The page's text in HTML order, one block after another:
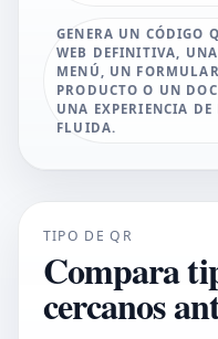
GENERA UN CÓDIGO
WEB DEFINITIVA,
MENÚ, UN
PRODUCTO O UN
UNA EXPERIENCIA DE
FLUIDA.
TIPO DE QR
Compara
cercanos